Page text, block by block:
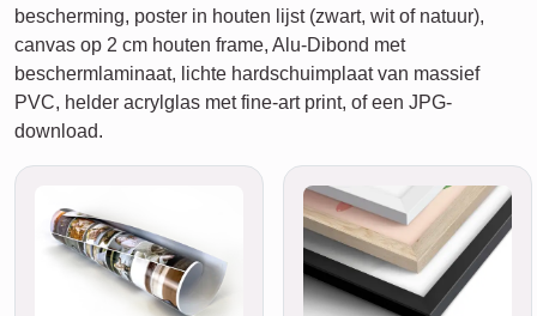
bescherming, poster in houten lijst (zwart, wit of natuur),
canvas op 2 cm houten frame, Alu-Dibond met
beschermlaminaat, lichte hardschuimplaat van massief
PVC, helder acrylglas met fine-art print, of een JPG-
download.